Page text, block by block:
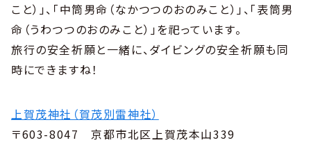
こと）」、「中筒男命（なかつつのおのみこと）」、「表筒男
命（うわつつのおのみこと）」を祀っています。
旅行の安全祈願と一緒に、ダイビングの安全祈願も同
時にできますね！
上賀茂神社（賀茂別雷神社）
〒603-8047 京都市北区上賀茂本山339